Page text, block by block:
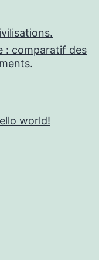
: comparatif des
world!